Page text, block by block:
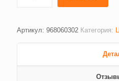
Артикул: 968060302 Категория: